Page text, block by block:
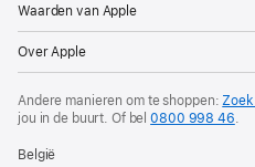
Waarden van Apple
Over Apple
Andere manieren om te shoppen:
jou in de buurt. Of bel0800 998 46.
België